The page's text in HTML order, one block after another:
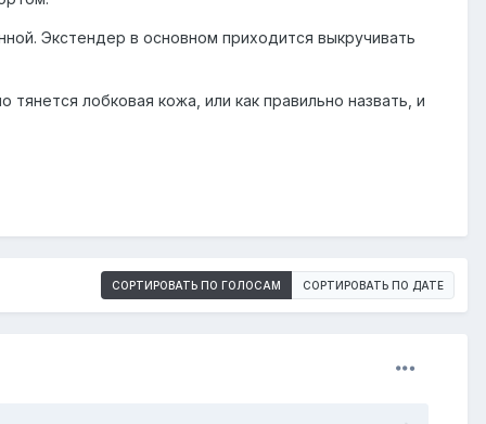
Экстендер в основном приходится выкручивать
лобковая кожа, или как правильно назвать, и
СОРТИРОВАТЬ ПО ГОЛОСАМ СОРТИРОВАТЬ ПО ДАТЕ